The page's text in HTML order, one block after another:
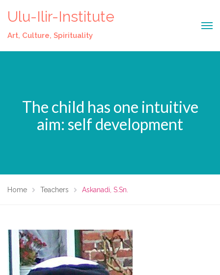
Ulu-Ilir-Institute
Art, Culture, Spirituality
The child has one intuitive
aim: self development
Home Teachers Askanadi, S.Sn.